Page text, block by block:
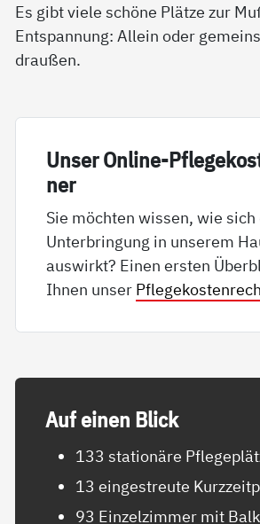
Es gibt viele schöne Plätze zur
Entspannung: Allein oder
draußen.
Un­ser On­li­ne-
ner
Sie möchten wissen, wie sich
Unterbringung in unserem
auswirkt? Einen ersten
Ihnen unser
Auf ei­nen Blick
133 stationäre
13 eingestreute
93 Einzelzimmer mit